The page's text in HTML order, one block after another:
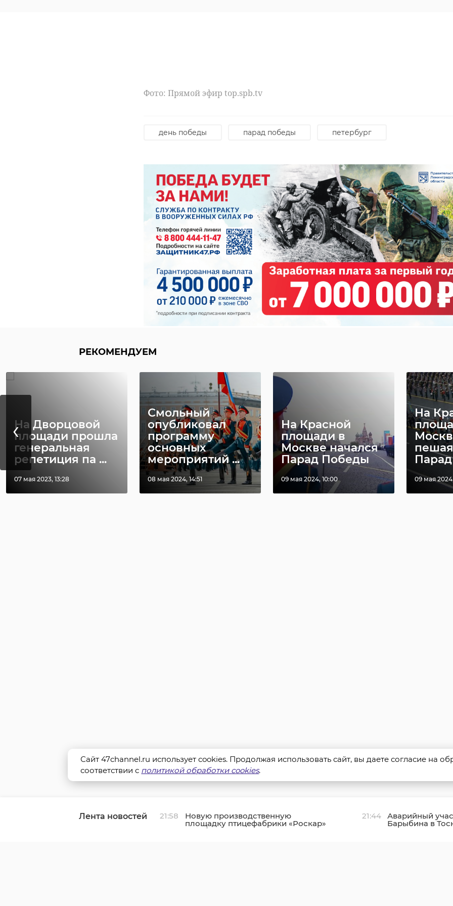
Фото: Прямой эфир top.spb.tv
день победы парад победы петербург
РЕКОМЕНДУЕМ
На Дворцовой
площади прошла
генеральная
репетиция па ...
07 мая 2023, 13:28
Смольный
опубликовал
программу
основных
мероприятий ...
08 мая 2024, 14:51
На Красной
площади в
Москве начался
Парад Победы
09 мая 2024, 10:00
На
Парад
09 мая
‹
Лента новостей 21:58 Новую производственную
площадку птицефабрики «Роскар»
в Выборгском районе подключили
21:44 Аварийный
Барыбина в
Сайт 47channel.ru использует cookies. Продолжая использовать сайт, вы даете согласие на
соответствии с политикой обработки cookies.